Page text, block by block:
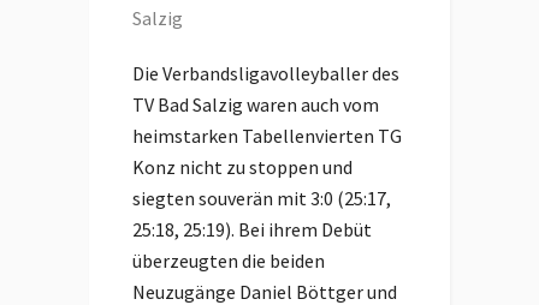
Salzig
Die Verbandsligavolleyballer des
TV Bad Salzig waren auch vom
heimstarken Tabellenvierten TG
Konz nicht zu stoppen und
siegten souverän mit 3:0 (25:17,
25:18, 25:19). Bei ihrem Debüt
überzeugten die beiden
Neuzugänge Daniel Böttger und